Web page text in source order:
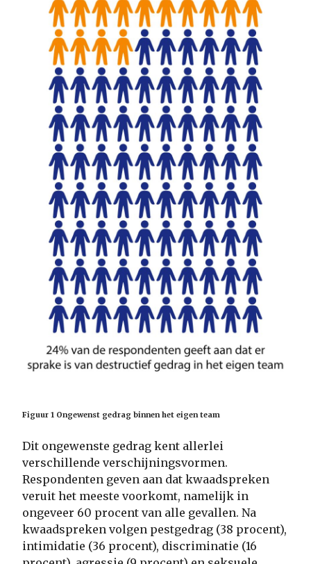
Figuur 1 Ongewenst gedrag binnen het eigen team
Dit ongewenste gedrag kent allerlei
verschillende verschijningsvormen.
Respondenten geven aan dat kwaadspreken
veruit het meeste voorkomt, namelijk in
ongeveer 60 procent van alle gevallen. Na
kwaadspreken volgen pestgedrag (38 procent),
intimidatie (36 procent), discriminatie (16